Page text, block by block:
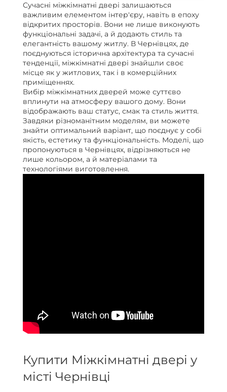
Сучасні міжкімнатні двері залишаються
важливим елементом інтер'єру, навіть в епоху
відкритих просторів. Вони не лише виконують
функціональні задачі, а й додають стиль та
елегантність вашому житлу. В Чернівцях, де
поєднуються історична архітектура та сучасні
тенденції, міжкімнатні двері знайшли своє
місце як у житлових, так і в комерційних
приміщеннях.
Вибір міжкімнатних дверей може суттєво
вплинути на атмосферу вашого дому. Вони
відображають ваш статус, смак та стиль життя.
Завдяки різноманітним моделям, ви можете
знайти оптимальний варіант, що поєднує у собі
якість, естетику та функціональність. Моделі, що
пропонуються в Чернівцях, відрізняються не
лише кольором, а й матеріалами та
технологіями виготовлення.
Купити Міжкімнатні двері у
місті Чернівці